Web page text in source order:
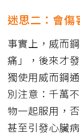
迷思二：會傷
事實上，威而
痛」，後來才
獨使用威而鋼
別注意：千萬
物一起服用，
甚至引發心臟